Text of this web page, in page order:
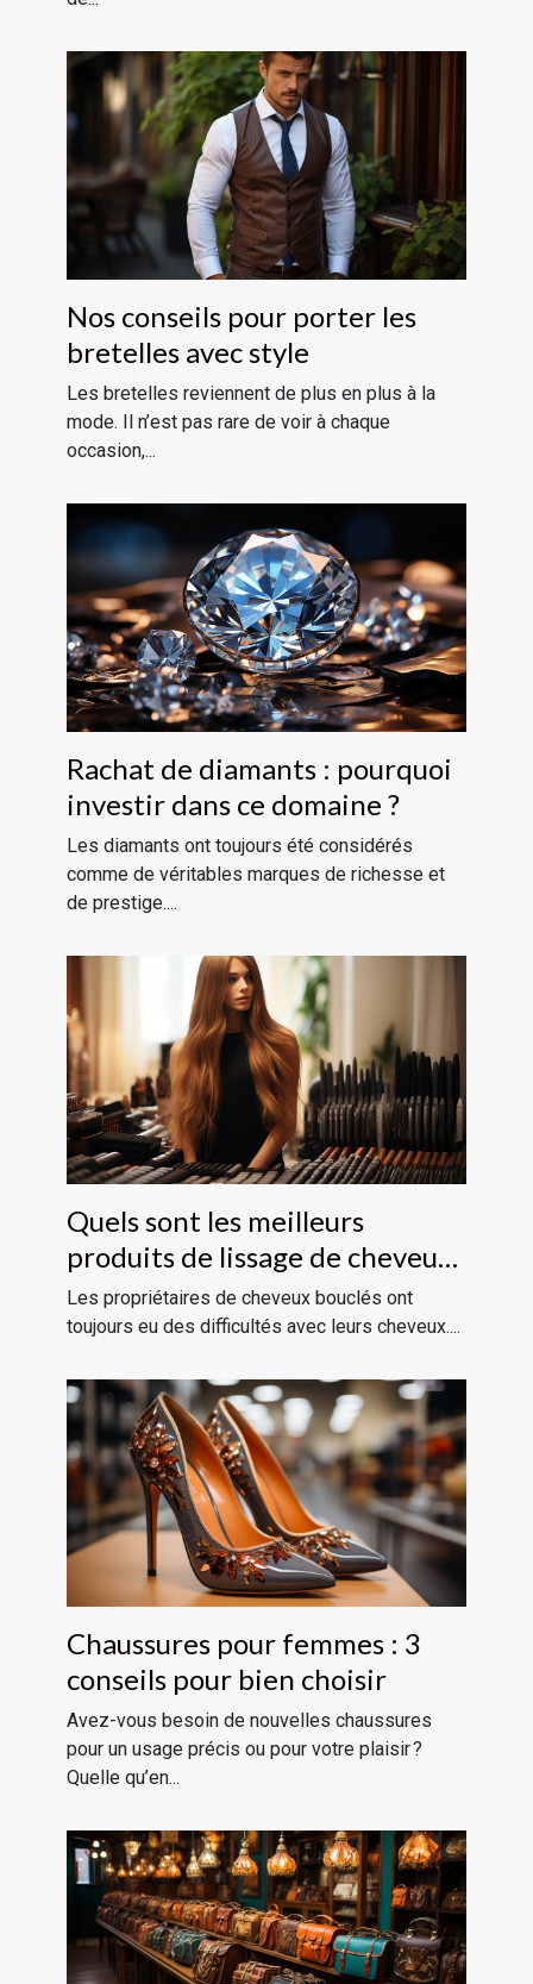
Nos conseils pour porter les
bretelles avec style
Les bretelles reviennent de plus en plus à la
mode. Il n’est pas rare de voir à chaque
occasion,...
Rachat de diamants : pourquoi
investir dans ce domaine ?
Les diamants ont toujours été considérés
comme de véritables marques de richesse et
de prestige....
Quels sont les meilleurs
produits de lissage de cheveux
?
Les propriétaires de cheveux bouclés ont
toujours eu des difficultés avec leurs cheveux....
Chaussures pour femmes : 3
conseils pour bien choisir
Avez-vous besoin de nouvelles chaussures
pour un usage précis ou pour votre plaisir ?
Quelle qu’en...